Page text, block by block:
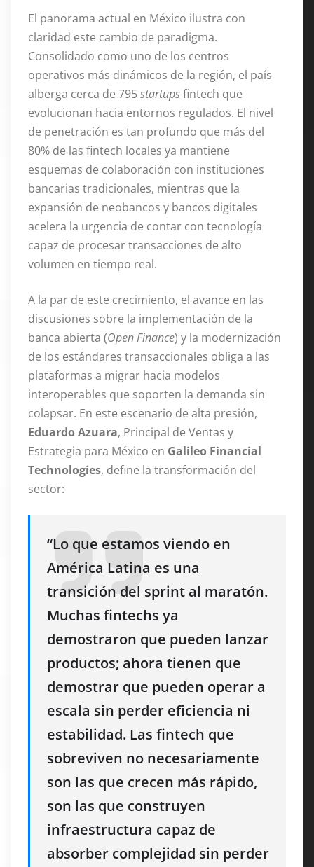
El panorama actual en México ilustra con
claridad este cambio de paradigma.
Consolidado como uno de los centros
operativos más dinámicos de la región, el país
alberga cerca de 795startupsfintech que
evolucionan hacia entornos regulados. El nivel
de penetración es tan profundo que más del
80% de las fintech locales ya mantiene
esquemas de colaboración con instituciones
bancarias tradicionales, mientras que la
expansión de neobancos y bancos digitales
acelera la urgencia de contar con tecnología
capaz de procesar transacciones de alto
volumen en tiempo real.
A la par de este crecimiento, el avance en las
discusiones sobre la implementación de la
banca abierta (Open Finance) y la modernización
de los estándares transaccionales obliga a las
plataformas a migrar hacia modelos
interoperables que soporten la demanda sin
colapsar. En este escenario de alta presión,
Eduardo Azuara, Principal de Ventas y
Estrategia para México en Galileo Financial
Technologies, define la transformación del
sector:
“Lo que estamos viendo en
América Latina es una
transición del sprint al maratón.
Muchas fintechs ya
demostraron que pueden lanzar
productos; ahora tienen que
demostrar que pueden operar a
escala sin perder eficiencia ni
estabilidad. Las fintech que
sobreviven no necesariamente
son las que crecen más rápido,
son las que construyen
infraestructura capaz de
absorber complejidad sin perder